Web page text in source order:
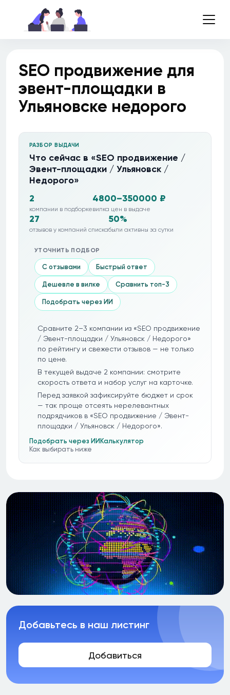
SEO продвижение для
эвент-площадки в
Ульяновске недорого
РАЗБОР ВЫДАЧИ
Что сейчас в «SEO продвижение /
Эвент-площадки / Ульяновск /
Недорого»
2
компании в подборке
4800–350000 ₽
вилка цен в выдаче
27
отзывов у компаний списка
50%
были активны за сутки
УТОЧНИТЬ ПОДБОР
С отзывами Быстрый ответ
Дешевле в вилке Сравнить топ-3
Подобрать через ИИ
Сравните 2–3 компании из «SEO продвижение
/ Эвент-площадки / Ульяновск / Недорого»
по рейтингу и свежести отзывов — не только
по цене.
В текущей выдаче 2 компании: смотрите
скорость ответа и набор услуг на карточке.
Перед заявкой зафиксируйте бюджет и срок
— так проще отсеять нерелевантных
подрядчиков в «SEO продвижение / Эвент-
площадки / Ульяновск / Недорого».
Подобрать через ИИ Калькулятор
Как выбирать ниже
Добавьтесь в наш листинг
Добавиться